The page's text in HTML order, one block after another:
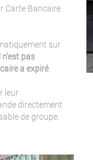
Carte Bancaire
sur
n'est pas
a expiré.
leur
directement
de groupe.